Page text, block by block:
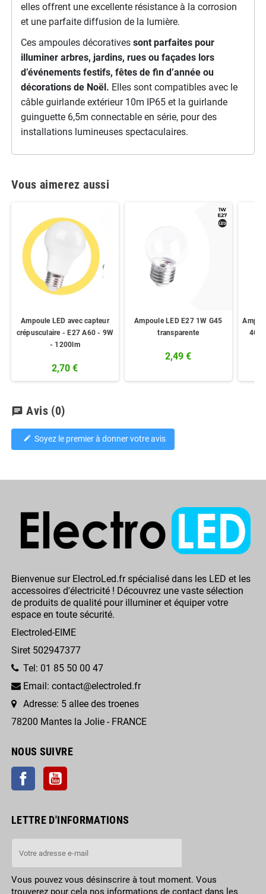
elles offrent une excellente résistance à la corrosion
et une parfaite diffusion de la lumière.
Ces ampoules décoratives sont parfaites pour
illuminer arbres, jardins, rues ou façades lors
d’événements festifs, fêtes de fin d’année ou
décorations de Noël. Elles sont compatibles avec le
câble guirlande extérieur 10m IP65 et la guirlande
guinguette 6,5m connectable en série, pour des
installations lumineuses spectaculaires.
Vous aimerez aussi
Ampoule LED avec capteur
crépusculaire - E27 A60 - 9W
- 1200lm
2,70 €
Ampoule LED E27 1W G45
transparente
2,49 €
40W
chat Avis (0)
edit Soyez le premier à donner votre avis
Bienvenue sur ElectroLed.fr spécialisé dans les LED et les
accessoires d'électricité ! Découvrez une vaste sélection
de produits de qualité pour illuminer et équiper votre
espace en toute sécurité.
Electroled-EIME
Siret 502947377
Tel: 01 85 50 00 47
Email: contact@electroled.fr
Adresse: 5 allee des troenes
78200 Mantes la Jolie - FRANCE
NOUS SUIVRE
FacebookYouTube
LETTRE D'INFORMATIONS
Vous pouvez vous désinscrire à tout moment. Vous
trouverez pour cela nos informations de contact dans les